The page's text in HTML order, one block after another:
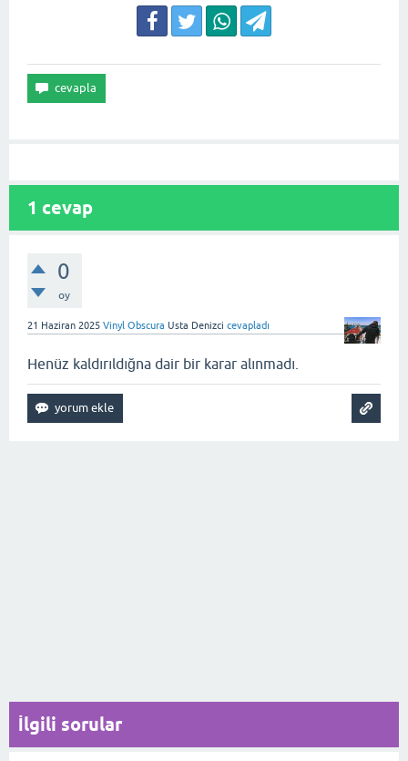
1 cevap
0
oy
21 Haziran 2025 Vinyl Obscura Usta Denizci cevapladı
Henüz kaldırıldığna dair bir karar alınmadı.
İlgili sorular